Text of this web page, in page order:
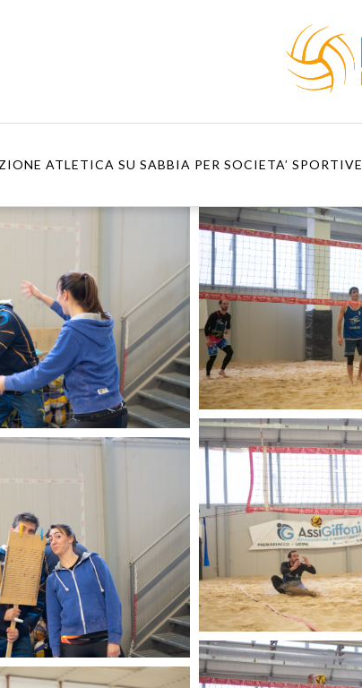
ATLETICA SU SABBIA PER SOCIETA’ SPORTIVE